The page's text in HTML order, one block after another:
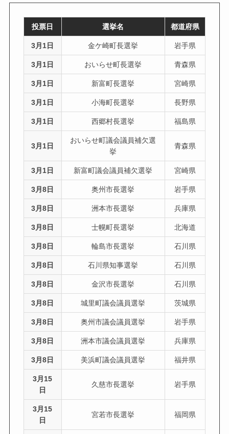
投票日 選挙名 都道府県
3月1日 金ケ崎町長選挙 岩手県
3月1日 おいらせ町長選挙 青森県
3月1日 新富町長選挙 宮崎県
3月1日 小海町長選挙 長野県
3月1日 西郷村長選挙 福島県
3月1日
おいらせ町議会議員補欠選
挙
青森県
3月1日 新富町議会議員補欠選挙 宮崎県
3月8日 奥州市長選挙 岩手県
3月8日 洲本市長選挙 兵庫県
3月8日 士幌町長選挙 北海道
3月8日 輪島市長選挙 石川県
3月8日 石川県知事選挙 石川県
3月8日 金沢市長選挙 石川県
3月8日 城里町議会議員選挙 茨城県
3月8日 奥州市議会議員選挙 岩手県
3月8日 洲本市議会議員選挙 兵庫県
3月8日 美浜町議会議員選挙 福井県
3月15
日
久慈市長選挙 岩手県
3月15
日
宮若市長選挙 福岡県